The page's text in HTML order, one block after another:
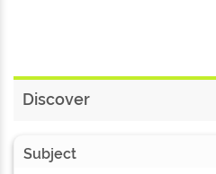
Discover
Subject